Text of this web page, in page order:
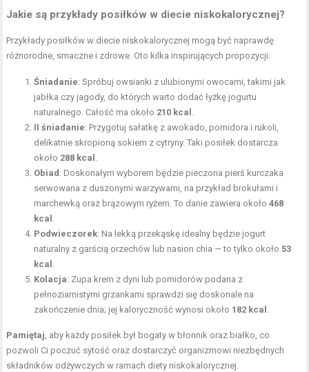
Jakie są przykłady posiłków w diecie niskokalorycznej?
Przykłady posiłków w diecie niskokalorycznej mogą być naprawdę
różnorodne, smaczne i zdrowe. Oto kilka inspirujących propozycji:
Śniadanie: Spróbuj owsianki z ulubionymi owocami, takimi jak
jabłka czy jagody, do których warto dodać łyżkę jogurtu
naturalnego. Całość ma około 210 kcal .
II śniadanie: Przygotuj sałatkę z awokado, pomidora i rukoli,
delikatnie skropioną sokiem z cytryny. Taki posiłek dostarcza
około 288 kcal .
Obiad : Doskonałym wyborem będzie pieczona pierś kurczaka
serwowana z duszonymi warzywami, na przykład brokułami i
marchewką oraz brązowym ryżem. To danie zawiera około468
kcal .
Podwieczorek: Na lekką przekąskę idealny będzie jogurt
naturalny z garścią orzechów lub nasion chia — to tylko około53
kcal .
Kolacja: Zupa krem z dyni lub pomidorów podana z
pełnoziarnistymi grzankami sprawdzi się doskonale na
zakończenie dnia; jej kaloryczność wynosi około 182 kcal .
Pamiętaj, aby każdy posiłek był bogaty w błonnik oraz białko, co
pozwoli Ci poczuć sytość oraz dostarczyć organizmowi niezbędnych
składników odżywczych w ramach diety niskokalorycznej.